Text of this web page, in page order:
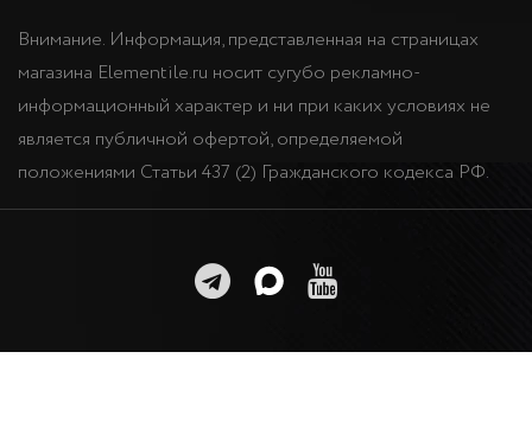
Внимание. Информация, представленная на страницах
магазина Elementile.ru носит сугубо рекламно-
информационный характер и ни при каких условиях не
является публичной офертой, определяемой
положениями Статьи 437 (2) Гражданского кодекса РФ.